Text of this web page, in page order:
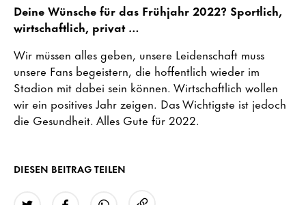
Deine Wünsche für das Frühjahr 2022? Sportlich,
wirtschaftlich, privat …
Wir müssen alles geben, unsere Leidenschaft muss
unsere Fans begeistern, die hoffentlich wieder im
Stadion mit dabei sein können. Wirtschaftlich wollen
wir ein positives Jahr zeigen. Das Wichtigste ist jedoch
die Gesundheit. Alles Gute für 2022.
DIESEN BEITRAG TEILEN